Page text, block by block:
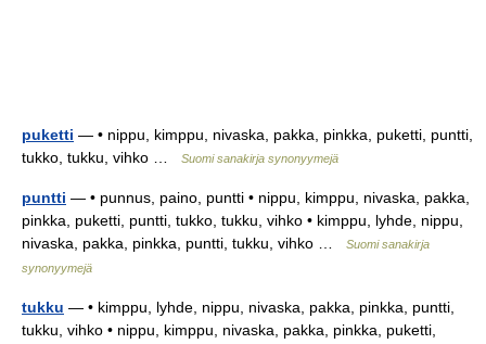
puketti — • nippu, kimppu, nivaska, pakka, pinkka, puketti, puntti,
tukko, tukku, vihko …
Suomi sanakirja synonyymejä
puntti — • punnus, paino, puntti • nippu, kimppu, nivaska, pakka,
pinkka, puketti, puntti, tukko, tukku, vihko • kimppu, lyhde, nippu,
nivaska, pakka, pinkka, puntti, tukku, vihko …
Suomi sanakirja
synonyymejä
tukku — • kimppu, lyhde, nippu, nivaska, pakka, pinkka, puntti,
tukku, vihko • nippu, kimppu, nivaska, pakka, pinkka, puketti,